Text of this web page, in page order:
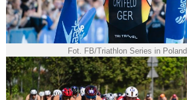
Fot. FB/Triathlon Series in Poland